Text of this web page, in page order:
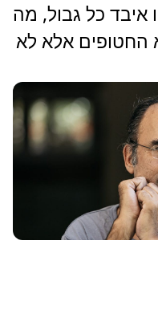
איבד כל גבול, מה
החטופים אלא לא